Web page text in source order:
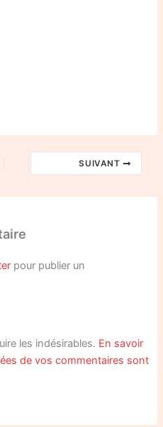
SUIVANT
pour publier un
les indésirables. En savoir
de vos commentaires sont